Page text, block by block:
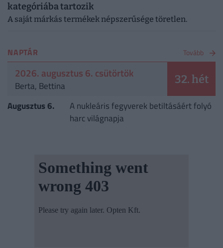
kategóriába tartozik
A saját márkás termékek népszerűsége töretlen.
NAPTÁR Tovább
2026. augusztus 6. csütörtök
Berta, Bettina 32. hét
Augusztus 6.
A nukleáris fegyverek betiltásáért folyó
harc világnapja